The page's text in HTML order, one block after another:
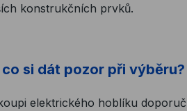
konstrukčních prvků.
co si dát pozor při výběru?
elektrického hoblíku